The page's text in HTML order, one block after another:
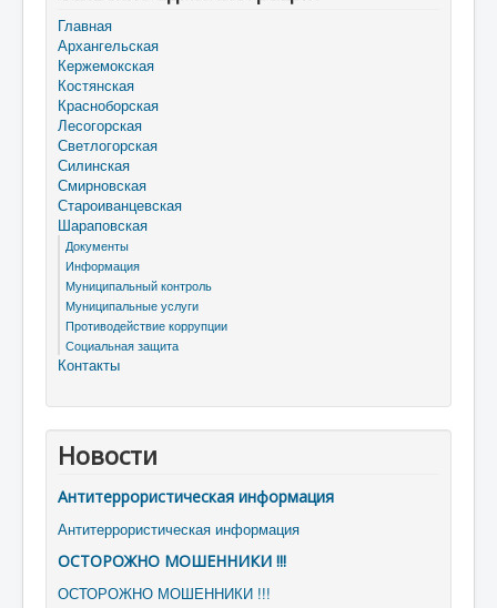
Главная
Архангельская
Кержемокская
Костянская
Красноборская
Лесогорская
Светлогорская
Силинская
Смирновская
Староиванцевская
Шараповская
Документы
Информация
Муниципальный контроль
Муниципальные услуги
Противодействие коррупции
Социальная защита
Контакты
Новости
Антитеррористическая информация
Антитеррористическая информация
ОСТОРОЖНО МОШЕННИКИ !!!
ОСТОРОЖНО МОШЕННИКИ !!!